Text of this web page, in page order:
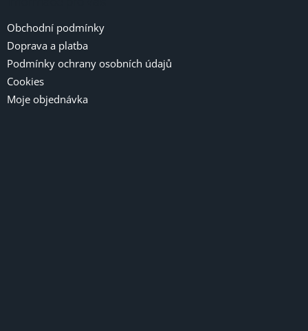
Obchodní podmínky
Doprava a platba
Podmínky ochrany osobních údajů
Cookies
Moje objednávka